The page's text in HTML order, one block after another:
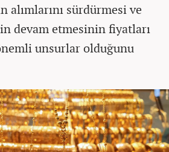
alımlarını sürdürmesi ve
devam etmesinin fiyatları
unsurlar olduğunu